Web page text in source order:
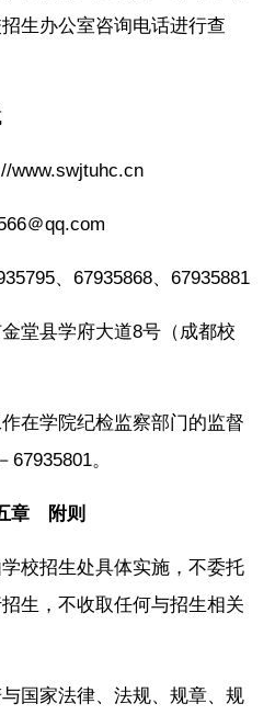
生办公室咨询电话进行查
www.swjtuhc.cn
＠qq.com
、67935868、67935881
堂县学府大道8号（成都校
在学院纪检监察部门的监督
。
章 附则
校招生处具体实施，不委托
生，不收取任何与招生相关
国家法律、法规、规章、规